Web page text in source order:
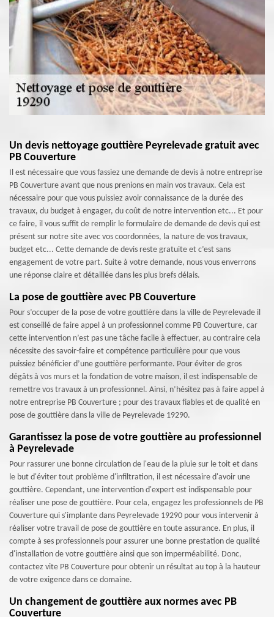
Un devis nettoyage gouttière Peyrelevade gratuit avec
PB Couverture
Il est nécessaire que vous fassiez une demande de devis à notre entreprise
PB Couverture avant que nous prenions en main vos travaux. Cela est
nécessaire pour que vous puissiez avoir connaissance de la durée des
travaux, du budget à engager, du coût de notre intervention etc... Et pour
ce faire, il vous suffit de remplir le formulaire de demande de devis qui est
présent sur notre site avec vos coordonnées, la nature de vos travaux,
budget etc... Cette demande de devis reste gratuite et c’est sans
engagement de votre part. Suite à votre demande, nous vous enverrons
une réponse claire et détaillée dans les plus brefs délais.
La pose de gouttière avec PB Couverture
Pour s’occuper de la pose de votre gouttière dans la ville de Peyrelevade il
est conseillé de faire appel à un professionnel comme PB Couverture, car
cette intervention n’est pas une tâche facile à effectuer, au contraire cela
nécessite des savoir-faire et compétence particulière pour que vous
puissiez bénéficier d’une gouttière performante. Pour éviter de gros
dégâts à vos murs et la fondation de votre maison, il est indispensable de
remettre vos travaux à un professionnel. Ainsi, n’hésitez pas à faire appel à
notre entreprise PB Couverture ; pour des travaux fiables et de qualité en
pose de gouttière dans la ville de Peyrelevade 19290.
Garantissez la pose de votre gouttière au professionnel
à Peyrelevade
Pour rassurer une bonne circulation de l'eau de la pluie sur le toit et dans
le but d'éviter tout problème d'infiltration, il est nécessaire d'avoir une
gouttière. Cependant, une intervention d'expert est indispensable pour
réaliser une pose de gouttière. Pour cela, engagez les professionnels de PB
Couverture qui s'implante dans Peyrelevade 19290 pour vous intervenir à
réaliser votre travail de pose de gouttière en toute assurance. En plus, il
compte à ses professionnels pour assurer une bonne prestation de qualité
d'installation de votre gouttière ainsi que son imperméabilité. Donc,
contactez vite PB Couverture pour obtenir un résultat au top à la hauteur
de votre exigence dans ce domaine.
Un changement de gouttière aux normes avec PB
Couverture